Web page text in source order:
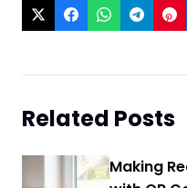
Related Posts
Making